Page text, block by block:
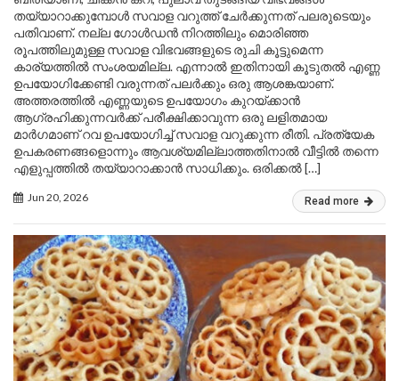
തയ്യാറാക്കുമ്പോൾ സവാള വറുത്ത് ചേർക്കുന്നത് പലരുടെയും
പതിവാണ്. നല്ല ഗോൾഡൻ നിറത്തിലും മൊരിഞ്ഞ
രൂപത്തിലുമുള്ള സവാള വിഭവങ്ങളുടെ രുചി കൂട്ടുമെന്ന
കാര്യത്തിൽ സംശയമില്ല. എന്നാൽ ഇതിനായി കൂടുതൽ എണ്ണ
ഉപയോഗിക്കേണ്ടി വരുന്നത് പലർക്കും ഒരു ആശങ്കയാണ്.
അത്തരത്തിൽ എണ്ണയുടെ ഉപയോഗം കുറയ്ക്കാൻ
ആഗ്രഹിക്കുന്നവർക്ക് പരീക്ഷിക്കാവുന്ന ഒരു ലളിതമായ
മാർഗമാണ് റവ ഉപയോഗിച്ച് സവാള വറുക്കുന്ന രീതി. പ്രത്യേക
ഉപകരണങ്ങളൊന്നും ആവശ്യമില്ലാത്തതിനാൽ വീട്ടിൽ തന്നെ
എളുപ്പത്തിൽ തയ്യാറാക്കാൻ സാധിക്കും. ഒരിക്കൽ […]
Jun 20, 2026 Read more